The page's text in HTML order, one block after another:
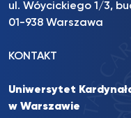
ul. Wóycickiego 1/3,
01-938 Warszawa
KONTAKT
Uniwersytet
w Warszawie